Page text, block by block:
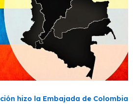
hizo la Embajada de Colombia